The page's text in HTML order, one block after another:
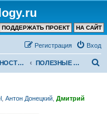
НА САЙТ
ПОДДЕРЖАТЬ ПРОЕКТ
Вход
Регистрация
БЕЗОПАСНОСТЬ СВЯЗИ и КОМПЬЮТЕРОВ – ПОЛЕЗНЫЕ СОВЕТЫ, ПРОГРАММЫ ПОЛЕЗНЫЕ СОВЕТЫ
Антон Донецкий Дмитрий